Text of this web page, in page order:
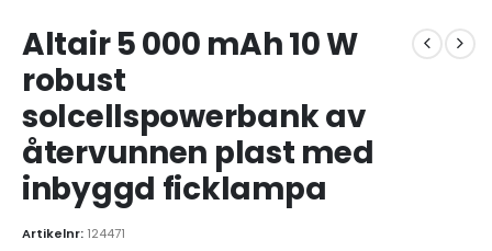
Altair 5 000 mAh 10 W
robust
solcellspowerbank av
återvunnen plast med
inbyggd ficklampa
Artikelnr: 124471